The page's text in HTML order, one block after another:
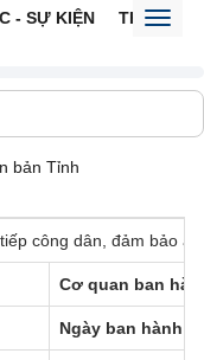
- SỰ KIỆN THÔNG
bản Tỉnh
công dân, đảm bảo
Cơ quan ban
Ngày ban hành